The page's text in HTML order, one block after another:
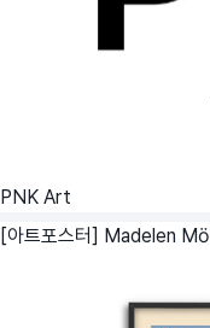
PNK Art
[아트포스터] Madelen